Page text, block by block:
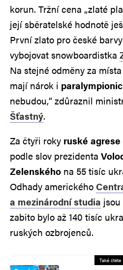
korun. Tržní cena „zlaté
její sběratelské hodnotě
První zlato pro české
vybojovat snowboardistka
Na stejné odměny za
mají nárok i
nebudou,“ zdůraznil
Šťastný.
Za čtyři roky ruské agrese
podle slov prezidenta
Zelenského na 55 tisíc
Odhady amerického
a mezinárodní studia
zabito bylo až 140 tisíc
ruských ozbrojenců.
Také čtěte